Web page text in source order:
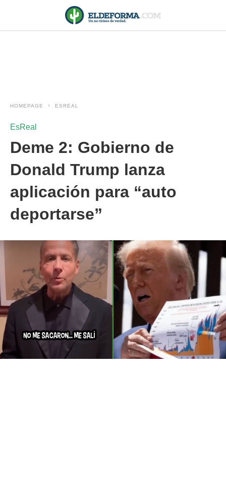
HOMEPAGE ESREAL
EsReal
Deme 2: Gobierno de
Donald Trump lanza
aplicación para “auto
deportarse”